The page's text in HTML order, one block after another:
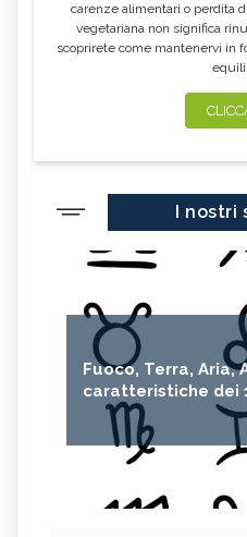
carenze alimentari o perdita
vegetariana non significa
scoprirete come mantenervi in
I nostri
Fuoco, Terra, Aria,
caratteristiche dei